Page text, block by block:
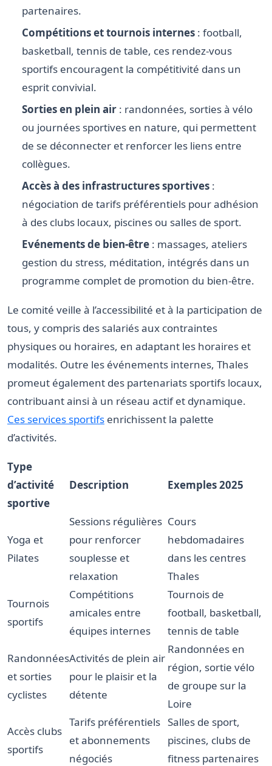
partenaires.
Compétitions et tournois internes : football,
basketball, tennis de table, ces rendez-vous
sportifs encouragent la compétitivité dans un
esprit convivial.
Sorties en plein air : randonnées, sorties à vélo
ou journées sportives en nature, qui permettent
de se déconnecter et renforcer les liens entre
collègues.
Accès à des infrastructures sportives :
négociation de tarifs préférentiels pour adhésion
à des clubs locaux, piscines ou salles de sport.
Evénements de bien-être : massages, ateliers
gestion du stress, méditation, intégrés dans un
programme complet de promotion du bien-être.
Le comité veille à l’accessibilité et à la participation de
tous, y compris des salariés aux contraintes
physiques ou horaires, en adaptant les horaires et
modalités. Outre les événements internes, Thales
promeut également des partenariats sportifs locaux,
contribuant ainsi à un réseau actif et dynamique.
Ces services sportifs enrichissent la palette
d’activités.
Type
d’activité
sportive
Description Exemples 2025
Yoga et
Pilates
Sessions régulières
pour renforcer
souplesse et
relaxation
Cours
hebdomadaires
dans les centres
Thales
Tournois
sportifs
Compétitions
amicales entre
équipes internes
Tournois de
football, basketball,
tennis de table
Randonnées
et sorties
cyclistes
Activités de plein air
pour le plaisir et la
détente
Randonnées en
région, sortie vélo
de groupe sur la
Loire
Accès clubs
sportifs
Tarifs préférentiels
et abonnements
négociés
Salles de sport,
piscines, clubs de
fitness partenaires